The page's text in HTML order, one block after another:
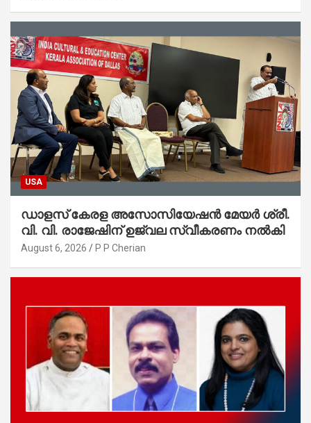
USA
ഡാളസ് കേരള അസോസിയേഷൻ മേയർ ശ്രീ.
വി. വി. രാജേഷിന് ഉജ്വല സ്വീകരണം നൽകി
August 6, 2026 P P Cherian